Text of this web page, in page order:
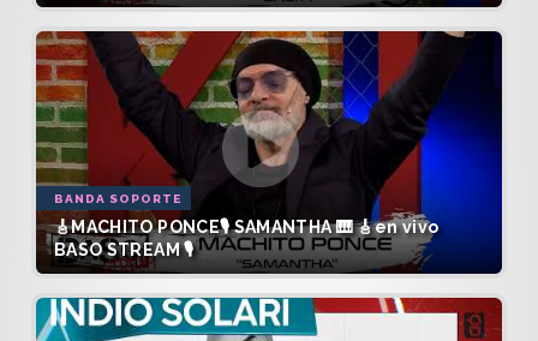
BANDA SOPORTE
🎸MACHITO PONCE🎙️ SAMANTHA 🎹 🎸en vivo
BASO STREAM 🎙️